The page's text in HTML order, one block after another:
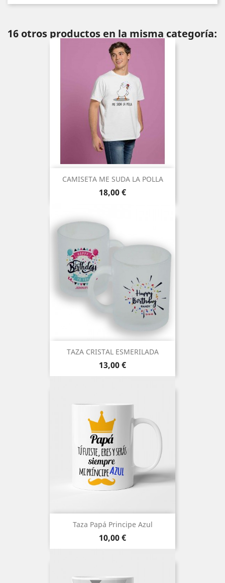
16 otros productos en la misma categoría:
CAMISETA ME SUDA LA POLLA
Precio
18,00 €
TAZA CRISTAL ESMERILADA
Precio
13,00 €
Taza Papá Principe Azul
Precio
10,00 €